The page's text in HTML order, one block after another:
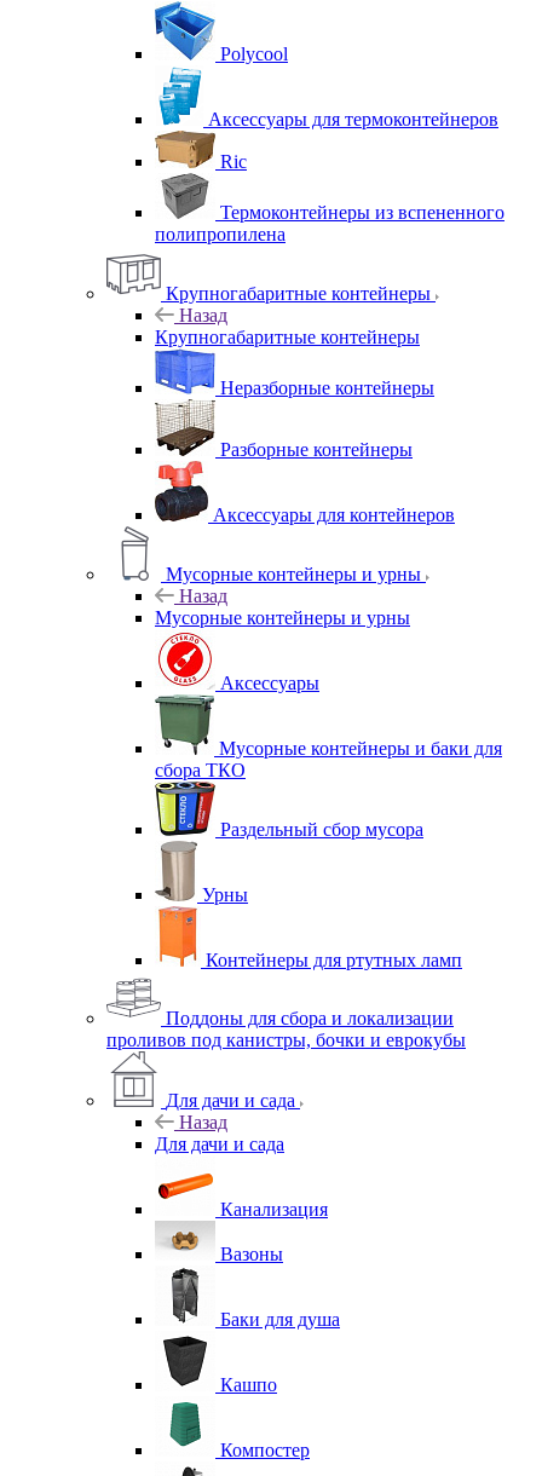
Polycool
Аксессуары для термоконтейнеров
Ric
Термоконтейнеры из вспененного
полипропилена
Крупногабаритные контейнеры
Назад
Крупногабаритные контейнеры
Неразборные контейнеры
Разборные контейнеры
Аксессуары для контейнеров
Мусорные контейнеры и урны
Назад
Мусорные контейнеры и урны
Аксессуары
Мусорные контейнеры и баки для
сбора ТКО
Раздельный сбор мусора
Урны
Контейнеры для ртутных ламп
Поддоны для сбора и локализации
проливов под канистры, бочки и еврокубы
Для дачи и сада
Назад
Для дачи и сада
Канализация
Вазоны
Баки для душа
Кашпо
Компостер